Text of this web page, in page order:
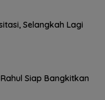
Selangkah Lagi
Siap Bangkitkan